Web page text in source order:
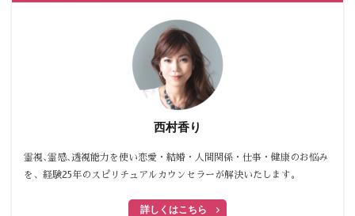
西村香り
霊視､霊感､透視能力を使い恋愛・結婚・人間関係・仕事・健康のお悩み
を、経験25年のスピリチュアルカウンセラーが解決いたします。
詳しくはこちら